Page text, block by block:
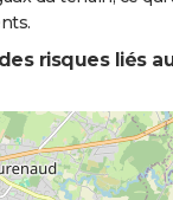
risques liés